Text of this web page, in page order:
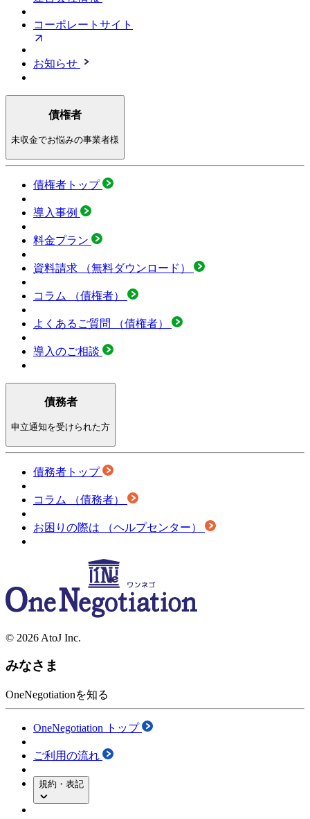
コーポレートサイト
お知らせ
債権者
未収金でお悩みの事業者様
債権者トップ
導入事例
料金プラン
資料請求 （無料ダウンロード）
コラム （債権者）
よくあるご質問 （債権者）
導入のご相談
債務者
申立通知を受けられた方
債務者トップ
コラム （債務者）
お困りの際は （ヘルプセンター）
© 2026 AtoJ Inc.
みなさま
OneNegotiationを知る
OneNegotiation トップ
ご利用の流れ
規約・表記